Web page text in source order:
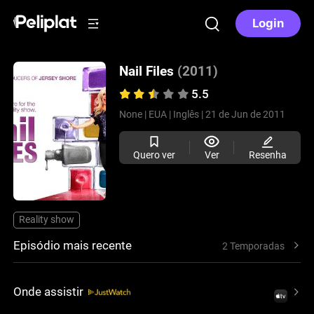
Login
Nail Files (2011)
5.5
None | EUA | Inglês | 21 de Jun de 2011
Quero ver Ver Resenha
Reality show
Episódio mais recente 2 Temporadas
Onde assistir